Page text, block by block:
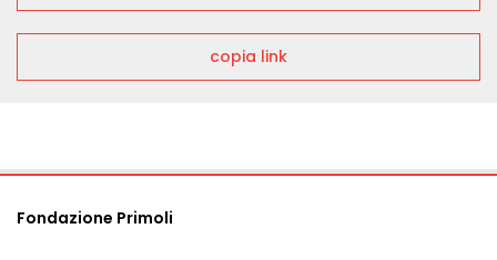
copia link
Fondazione Primoli